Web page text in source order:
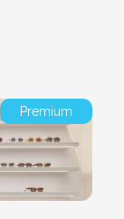
Premium